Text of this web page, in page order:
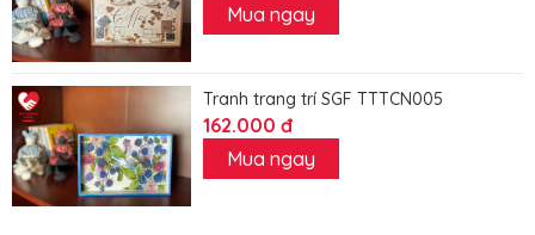
Mua ngay
Tranh trang trí SGF TTTCN005
162.000 đ
Mua ngay